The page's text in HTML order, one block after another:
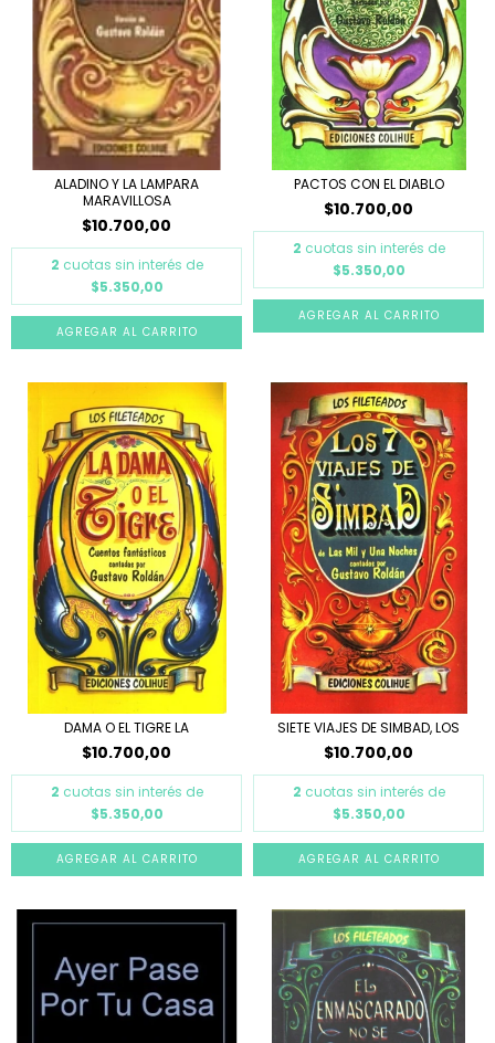
ALADINO Y LA LAMPARA
MARAVILLOSA
$10.700,00
2 cuotas sin interés de
$5.350,00
PACTOS CON EL DIABLO
$10.700,00
2 cuotas sin interés de
$5.350,00
DAMA O EL TIGRE LA
$10.700,00
2 cuotas sin interés de
$5.350,00
SIETE VIAJES DE SIMBAD, LOS
$10.700,00
2 cuotas sin interés de
$5.350,00